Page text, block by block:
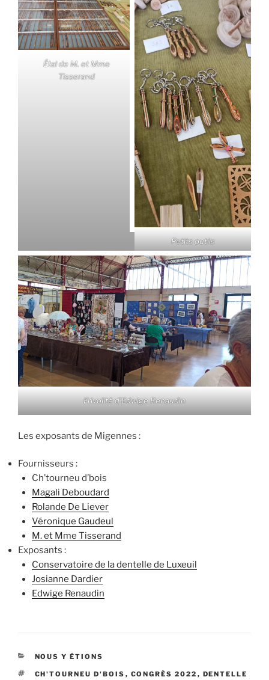
Étal de M. et Mme
Tisserand
Petits outils
Frivolité d’Edwige Renaudin
Les exposants de Migennes :
Fournisseurs :
Ch’tourneu d’bois
Magali Deboudard
Rolande De Liever
Véronique Gaudeul
M. et Mme Tisserand
Exposants :
Conservatoire de la dentelle de Luxeuil
Josianne Dardier
Edwige Renaudin
CATÉGORIES
NOUS Y ÉTIONS
ÉTIQUETTES
CH'TOURNEU D'BOIS , CONGRÈS 2022 , DENTELLE